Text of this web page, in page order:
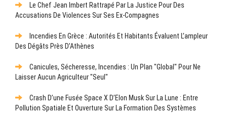
Le Chef Jean Imbert Rattrapé Par La Justice Pour Des
Accusations De Violences Sur Ses Ex-Compagnes
Incendies En Grèce : Autorités Et Habitants Évaluent L’ampleur
Des Dégâts Près D’Athènes
Canicules, Sécheresse, Incendies : Un Plan "global" Pour Ne
Laisser Aucun Agriculteur "seul"
Crash D’une Fusée Space X D’Elon Musk Sur La Lune : Entre
Pollution Spatiale Et Ouverture Sur La Formation Des Systèmes